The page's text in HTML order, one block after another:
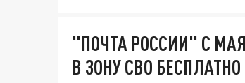
"ПОЧТА РОССИИ" С
В ЗОНУ СВО БЕСПЛАТНО